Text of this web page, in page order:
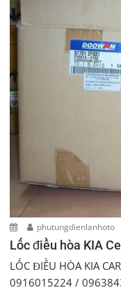
phutungdienlanhoto
Lốc điều hòa KIA
LỐC ĐIỀU HÒA KIA
0916015224 /